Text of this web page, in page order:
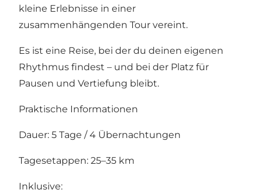
kleine Erlebnisse in einer
zusammenhängenden Tour vereint.
Es ist eine Reise, bei der du deinen eigenen
Rhythmus findest – und bei der Platz für
Pausen und Vertiefung bleibt.
Praktische Informationen
Dauer: 5 Tage / 4 Übernachtungen
Tagesetappen: 25–35 km
Inklusive: